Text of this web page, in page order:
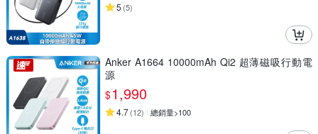
5 (5)
Anker A1664 10000mAh Qi2 超薄磁吸行動電
源
$1,990
4.7(12) 總銷量>100